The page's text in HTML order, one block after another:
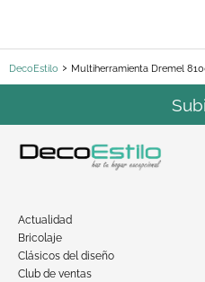
DecoEstilo Multiherramienta Dremel
Actualidad
Bricolaje
Clásicos del diseño
Club de ventas